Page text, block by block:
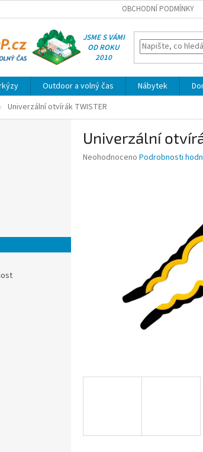
OBCHODNÍ PODMÍNKY
JSME S VÁMI
OD ROKU
2010
Outdoor a volný čas Nábytek
Univerzální otvírák TWISTER
Univerzální
Průměrné
Neohodnoceno Podrobnosti